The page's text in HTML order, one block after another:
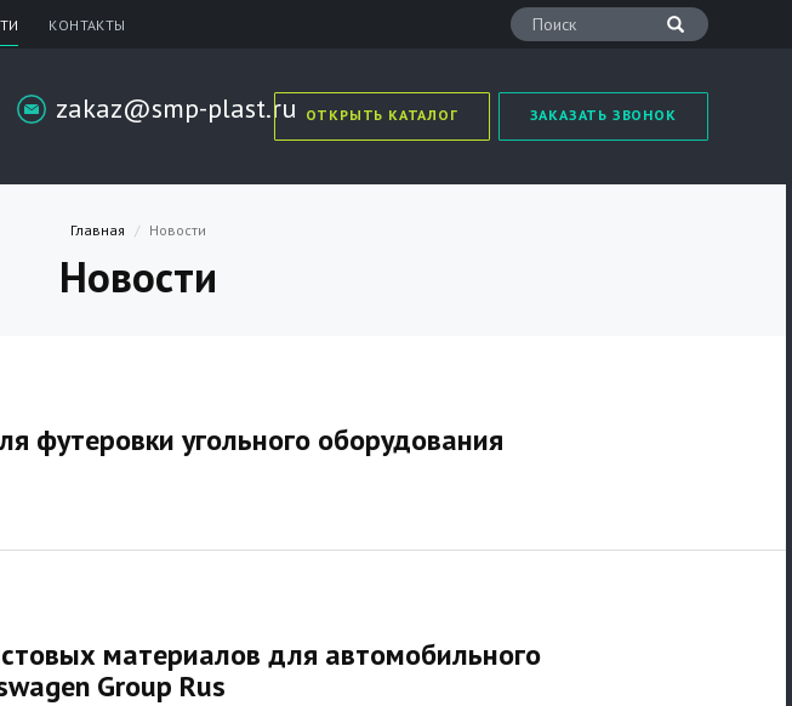
КОНТАКТЫ
zakaz@smp-plast.ru ОТКРЫТЬ КАТАЛОГ ЗАКАЗАТЬ ЗВОНОК
Главная Новости
Новости
футеровки угольного оборудования
материалов для автомобильного
Group Rus